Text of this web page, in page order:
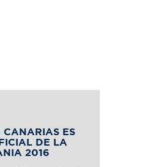
CANARIAS ES
DE LA
2016